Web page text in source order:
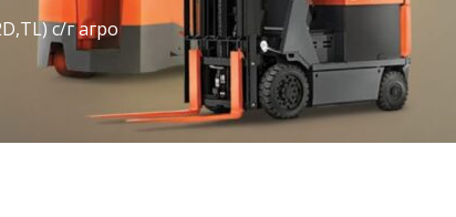
с/г агро